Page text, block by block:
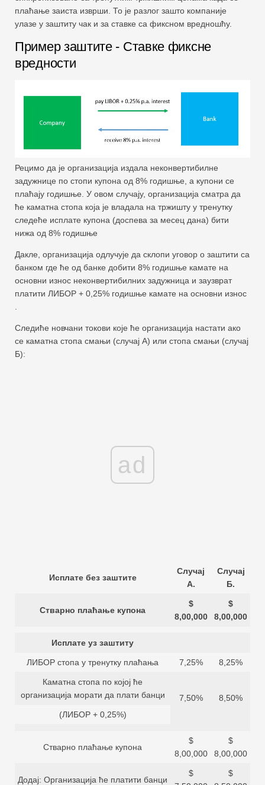
плаћање заиста изврши. То је разлог зашто компаније
улазе у заштиту чак и за ставке са фиксном вредношћу.
Пример заштите - Ставке фиксне
вредности
Рецимо да је организација издала неконвертибилне
задужнице по стопи купона од 8% годишње, а купони се
плаћају годишње. У овом случају, организација сматра да
ће каматна стопа која је владала на тржишту у тренутку
следеће исплате купона (доспева за месец дана) бити
нижа од 8% годишње
Дакле, организација одлучује да склопи уговор о заштити са
банком где ће од банке добити 8% годишње камате на
основни износ неконвертибилних задужница и заузврат
платити ЛИБОР + 0,25% годишње камате на основни износ
Следиће новчани токови које ће организација настати ако
се каматна стопа смањи (случај А) или стопа смањи (случај
Б):
ad
Исплате без заштите
Случај
А.
Случај
Б.
Стварно плаћање купона
$
8,00,000
$
8,00,000
Исплате уз заштиту
ЛИБОР стопа у тренутку плаћања 7,25% 8,25%
Каматна стопа по којој ће
организација морати да плати банци
7,50%
8,50%
(ЛИБОР + 0,25%)
Стварно плаћање купона
$
8,00,000
$
8,00,000
Додај: Организација ће платити банци
$
$